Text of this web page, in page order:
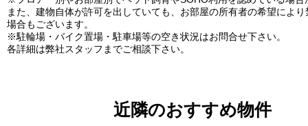
また、建物自体が許可を出していても、お部屋の所有者の希望によ
場合もございます。
※駐輪場・バイク置場・駐車場等の空き状況はお問合せ下さい。
各詳細は弊社スタッフまでご相談下さい。
近隣のおすすめ物件